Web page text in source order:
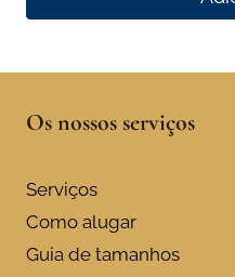
Os nossos serviços
Serviços
Como alugar
Guia de tamanhos